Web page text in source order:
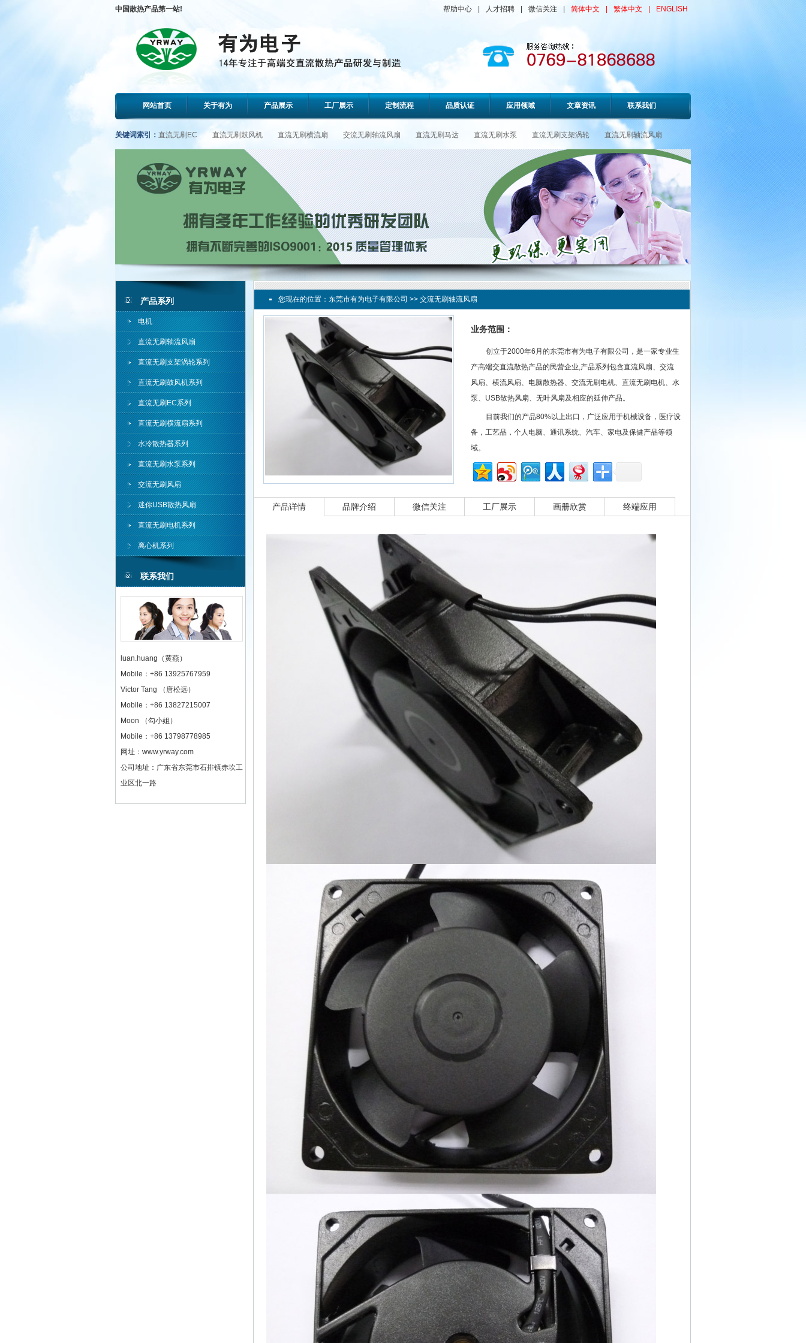
帮助中心 人才招聘 微信关注 简体中文 繁体中文 ENGLISH
中国散热产品第一站!
网站首页 关于有为 产品展示 工厂展示 定制流程 品质认证 应用领域 文章资讯 联系我们
关键词索引： 直流无刷EC 直流无刷鼓风机 直流无刷横流扇 交流无刷轴流风扇 直流无刷马达 直流无刷水泵 直流无刷支架涡轮 直流无刷轴流风扇
产品系列
电机
直流无刷轴流风扇
直流无刷支架涡轮系列
直流无刷鼓风机系列
直流无刷EC系列
直流无刷横流扇系列
水冷散热器系列
直流无刷水泵系列
交流无刷风扇
迷你USB散热风扇
直流无刷电机系列
离心机系列
联系我们
luan.huang（黄燕）
Mobile：+86 13925767959
Victor Tang （唐松远）
Mobile：+86 13827215007
Moon （勾小姐）
Mobile：+86 13798778985
网址：www.yrway.com
公司地址：广东省东莞市石排镇赤坎工
业区北一路
您现在的位置： 东莞市有为电子有限公司 >> 交流无刷轴流风扇
业务范围：
创立于2000年6月的东莞市有为电子有限公司，是一家专业生
产高端交直流散热产品的民营企业,产品系列包含直流风扇、交流
风扇、横流风扇、电脑散热器、交流无刷电机、直流无刷电机、水
泵、USB散热风扇、无叶风扇及相应的延伸产品。
目前我们的产品80%以上出口，广泛应用于机械设备，医疗设
备，工艺品，个人电脑、通讯系统、汽车、家电及保健产品等领
域。
产品详情 品牌介绍 微信关注 工厂展示 画册欣赏 终端应用